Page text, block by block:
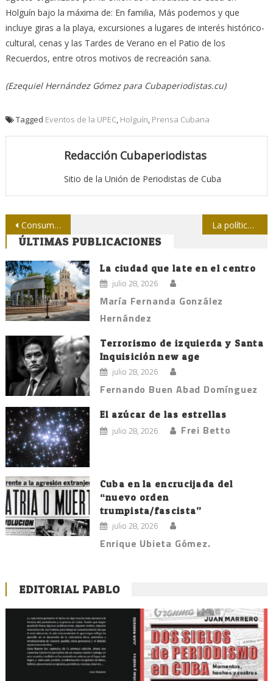
Holguín bajo la máxima de: En familia, Más podemos y que
incluye giras a la playa, excursiones a lugares de interés histórico-
cultural, cenas y las Tardes de Verano en el Patio de los
Recuerdos, entre otros motivos de recreación sana.
(Ezequiel Hernández Gómez para Cubaperiodistas.cu)
Tagged Eventos de la UPEC, Holguín, Prensa Cubana
Redacción Cubaperiodistas
Sitio de la Unión de Periodistas de Cuba
Navegación
de
entradas
Consumo cultural en Cuba: la diversidad que se renueva La política cultural de la Revolución es una sola
ÚLTIMAS PUBLICACIONES
La ciudad que late en el centro
julio 28, 2026
María Fernanda González
Hernández
Terrorismo de izquierda y Santa
Inquisición new age
julio 28, 2026
Fernando Buen Abad Domínguez
El azúcar de las estrellas
julio 28, 2026 Frei Betto
Cuba en la encrucijada del
“nuevo orden
trumpista/fascista”
julio 28, 2026
Enrique Ubieta Gómez.
EDITORIAL PABLO